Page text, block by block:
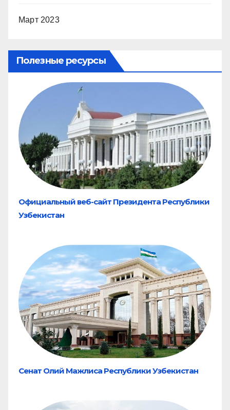
Март 2023
Полезные ресурсы
Официальный веб-сайт Президента Республики
Узбекистан
Сенат Олий Мажлиса Республики Узбекистан